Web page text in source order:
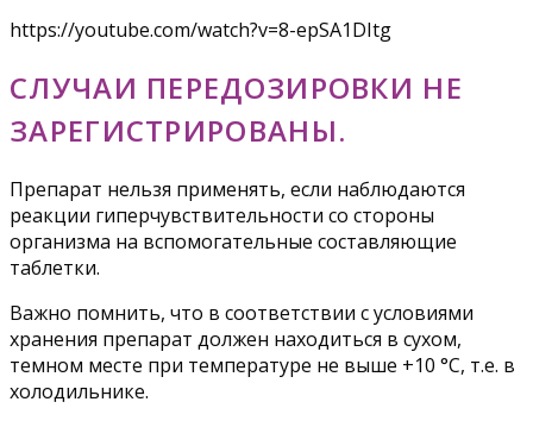
https://youtube.com/watch?v=8-epSA1DItg
СЛУЧАИ ПЕРЕДОЗИРОВКИ НЕ
ЗАРЕГИСТРИРОВАНЫ.
Препарат нельзя применять, если наблюдаются
реакции гиперчувствительности со стороны
организма на вспомогательные составляющие
таблетки.
Важно помнить, что в соответствии с условиями
хранения препарат должен находиться в сухом,
темном месте при температуре не выше +10 °С, т.е. в
холодильнике.